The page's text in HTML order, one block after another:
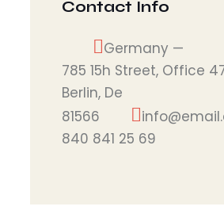
Contact Info
Germany —
785 15h Street, Office
Berlin, De
81566
840 841 25 69